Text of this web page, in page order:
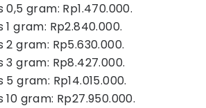
0,5 gram: Rp1.470.000.
gram: Rp2.840.000.
2 gram: Rp5.630.000.
3 gram: Rp8.427.000.
gram: Rp14.015.000.
gram: Rp27.950.000.